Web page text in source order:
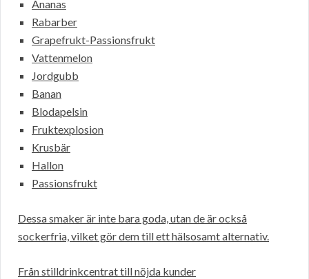
Ananas
Rabarber
Grapefrukt-Passionsfrukt
Vattenmelon
Jordgubb
Banan
Blodapelsin
Fruktexplosion
Krusbär
Hallon
Passionsfrukt
Dessa smaker är inte bara goda, utan de är också
sockerfria, vilket gör dem till ett hälsosamt alternativ.
Från stilldrinkcentrat till nöjda kunder